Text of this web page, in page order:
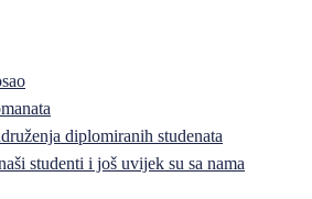
diplomiranih studenata
studenti i još uvijek su sa nama